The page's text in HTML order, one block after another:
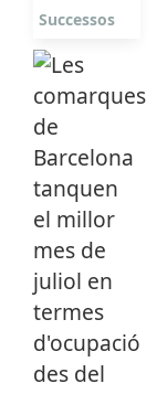
Successos